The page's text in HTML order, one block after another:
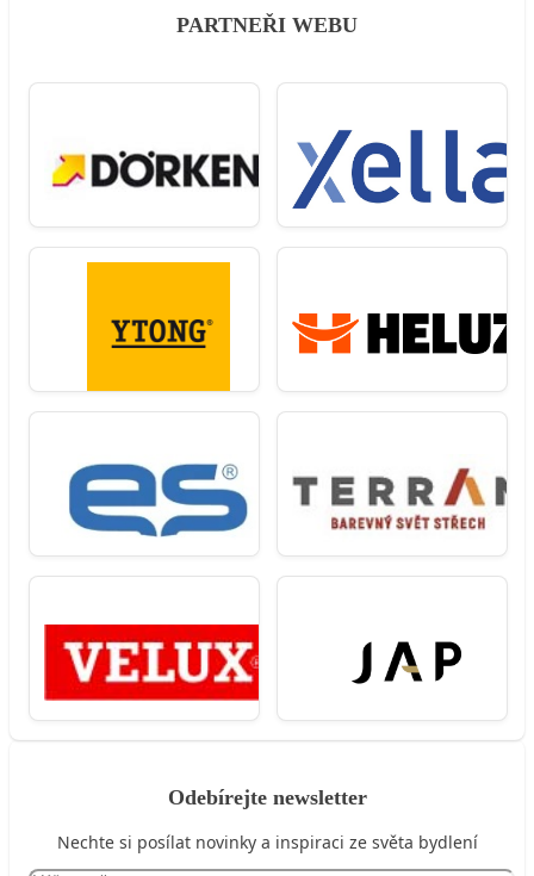
PARTNEŘI WEBU
Odebírejte newsletter
Nechte si posílat novinky a inspiraci ze světa bydlení